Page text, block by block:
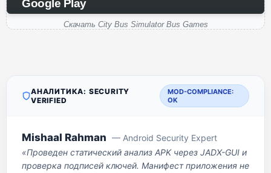
Google Play
Скачать City Bus Simulator Bus Games
АНАЛИТИКА: SECURITY
VERIFIED
MOD-COMPLIANCE:
OK
Mishaal Rahman — Android Security Expert
«Проведен статический анализ APK через JADX-GUI и
проверка подписей ключей. Манифест приложения не